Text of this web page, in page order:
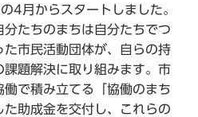
4月からスタートしました。
分たちのまちは自分たちでつ
た市民活動団体が、自らの持
題解決に取り組みます。市
で積み立てる「協働のまち
助成金を交付し、これらの